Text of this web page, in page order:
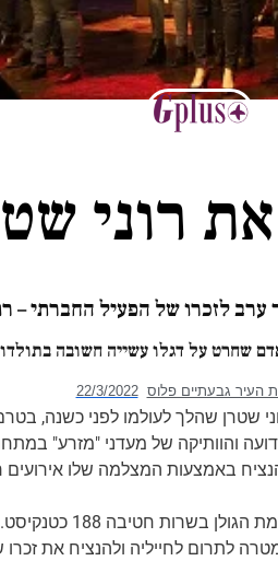
רוני
ערב לזכרו של הפעיל החברתי –
שחרט על דגלו עשייה חשובה
העיר גבעתיים פלוס 22/3/2022
לרוני שטרן שהלך לעולמו לפני
והוותיקה של מעדני "מזרע"
באמצעות המצלמה שלו אירועים
בהיותו בן 17 וחצי נפל
והוא פעל בכל דרך לשמור על קשר עם חטיבה 188 במטרה לתרום